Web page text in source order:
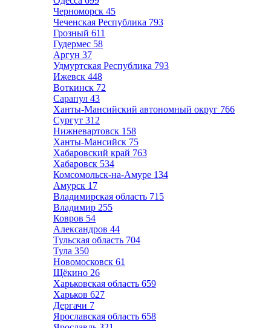
Черноморск 45
Чеченская Республика 793
Грозный 611
Гудермес 58
Аргун 37
Удмуртская Республика 793
Ижевск 448
Воткинск 72
Сарапул 43
Ханты-Мансийский автономный округ 766
Сургут 312
Нижневартовск 158
Ханты-Мансийск 75
Хабаровский край 763
Хабаровск 534
Комсомольск-на-Амуре 134
Амурск 17
Владимирская область 715
Владимир 255
Ковров 54
Александров 44
Тульская область 704
Тула 350
Новомосковск 61
Щёкино 26
Харьковская область 659
Харьков 627
Дергачи 7
Ярославская область 658